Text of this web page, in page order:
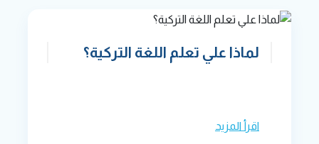
لماذا علي تعلم اللغة التركية؟
اقرأ المزيد